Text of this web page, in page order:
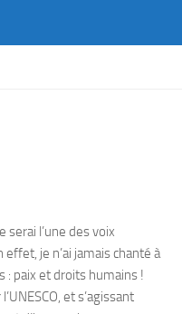
serai l’une des voix
je n’ai jamais chanté à
: paix et droits humains !
et s’agissant